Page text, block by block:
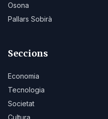
Osona
Pallars Sobirà
Seccions
Economia
Tecnologia
Societat
Cultura